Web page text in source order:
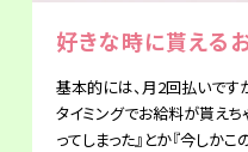
好きな時に貰える
基本的には、月2回払いです
タイミングでお給料が貰え
ってしまった』とか『今しか